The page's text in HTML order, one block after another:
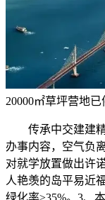
20000㎡草坪营地已
传承中交建建精
办事内容，空气负
对就学放置做出许
人艳羡的岛平易近
绿化率≥35%。3、